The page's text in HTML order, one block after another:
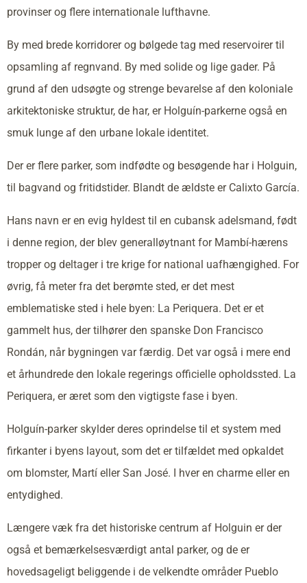
provinser og flere internationale lufthavne.
By med brede korridorer og bølgede tag med reservoirer til
opsamling af regnvand. By med solide og lige gader. På
grund af den udsøgte og strenge bevarelse af den koloniale
arkitektoniske struktur, de har, er Holguín-parkerne også en
smuk lunge af den urbane lokale identitet.
Der er flere parker, som indfødte og besøgende har i Holguin,
til bagvand og fritidstider. Blandt de ældste er Calixto García.
Hans navn er en evig hyldest til en cubansk adelsmand, født
i denne region, der blev generalløytnant for Mambí-hærens
tropper og deltager i tre krige for national uafhængighed. For
øvrig, få meter fra det berømte sted, er det mest
emblematiske sted i hele byen: La Periquera. Det er et
gammelt hus, der tilhører den spanske Don Francisco
Rondán, når bygningen var færdig. Det var også i mere end
et århundrede den lokale regerings officielle opholdssted. La
Periquera, er æret som den vigtigste fase i byen.
Holguín-parker skylder deres oprindelse til et system med
firkanter i byens layout, som det er tilfældet med opkaldet
om blomster, Martí eller San José. I hver en charme eller en
entydighed.
Længere væk fra det historiske centrum af Holguin er der
også et bemærkelsesværdigt antal parker, og de er
hovedsageligt beliggende i de velkendte områder Pueblo